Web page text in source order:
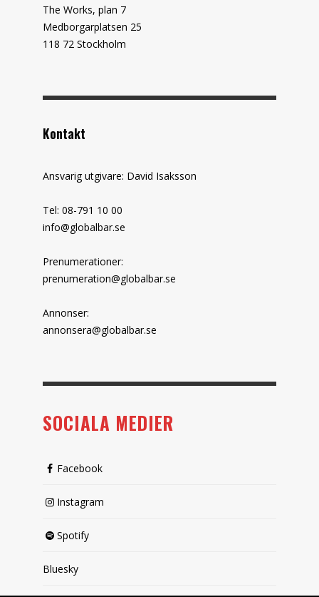
The Works, plan 7
Medborgarplatsen 25
118 72 Stockholm
Kontakt
Ansvarig utgivare: David Isaksson
Tel: 08-791 10 00
info@globalbar.se
Prenumerationer:
prenumeration@globalbar.se
Annonser:
annonsera@globalbar.se
SOCIALA MEDIER
Facebook
Instagram
Spotify
Bluesky